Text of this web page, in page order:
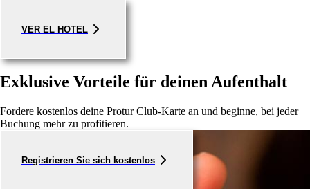
VER EL HOTEL
Exklusive Vorteile für deinen Aufenthalt
Fordere kostenlos deine Protur Club-Karte an und beginne, bei jeder
Buchung mehr zu profitieren.
Registrieren Sie sich kostenlos